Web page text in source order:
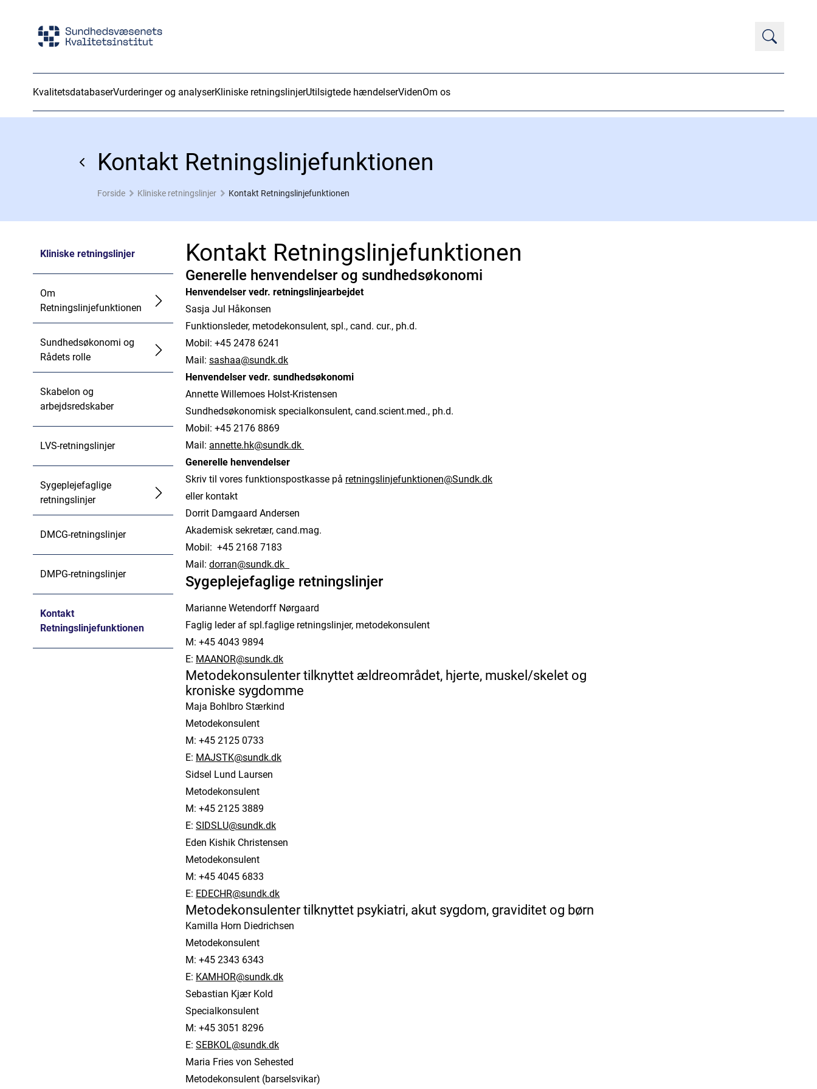
KvalitetsdatabaserVurderinger og analyserKliniske retningslinjerUtilsigtede hændelserVidenOm os
Kontakt Retningslinjefunktionen
Forside Kliniske retningslinjer Kontakt Retningslinjefunktionen
Kliniske retningslinjer
Om
Retningslinjefunktionen
Sundhedsøkonomi og
Rådets rolle
Skabelon og
arbejdsredskaber
LVS-retningslinjer
Sygeplejefaglige
retningslinjer
DMCG-retningslinjer
DMPG-retningslinjer
Kontakt
Retningslinjefunktionen
Kontakt Retningslinjefunktionen
Generelle henvendelser og sundhedsøkonomi
Henvendelser vedr. retningslinjearbejdet
Sasja Jul Håkonsen
Funktionsleder, metodekonsulent, spl., cand. cur., ph.d.
Mobil: +45 2478 6241
Mail:sashaa@sundk.dk
Henvendelser vedr. sundhedsøkonomi
Annette Willemoes Holst-Kristensen
Sundhedsøkonomisk specialkonsulent, cand.scient.med., ph.d.
Mobil: +45 2176 8869
Mail: annette.hk@sundk.dk
Generelle henvendelser
Skriv til vores funktionspostkasse på retningslinjefunktionen@Sundk.dk
eller kontakt
Dorrit Damgaard Andersen
Akademisk sekretær, cand.mag.
Mobil: +45 2168 7183
Mail:dorran@sundk.dk
Sygeplejefaglige retningslinjer
Marianne Wetendorff Nørgaard
Faglig leder af spl.faglige retningslinjer, metodekonsulent
M: +45 4043 9894
E: MAANOR@sundk.dk
Metodekonsulenter tilknyttet ældreområdet, hjerte, muskel/skelet og
kroniske sygdomme
Maja Bohlbro Stærkind
Metodekonsulent
M: +45 2125 0733
E: MAJSTK@sundk.dk
Sidsel Lund Laursen
Metodekonsulent
M: +45 2125 3889
E:SIDSLU@sundk.dk
Eden Kishik Christensen
Metodekonsulent
M: +45 4045 6833
E: EDECHR@sundk.dk
Metodekonsulenter tilknyttet psykiatri, akut sygdom, graviditet og børn
Kamilla Horn Diedrichsen
Metodekonsulent
M: +45 2343 6343
E: KAMHOR@sundk.dk
Sebastian Kjær Kold
Specialkonsulent
M: +45 3051 8296
E:SEBKOL@sundk.dk
Maria Fries von Sehested
Metodekonsulent (barselsvikar)